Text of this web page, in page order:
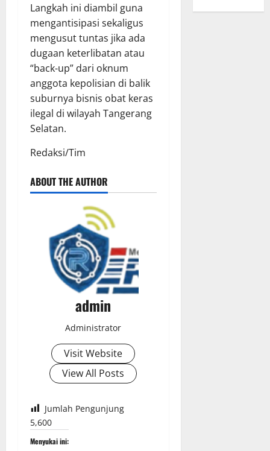
Langkah ini diambil guna
mengantisipasi sekaligus
mengusut tuntas jika ada
dugaan keterlibatan atau
“back-up” dari oknum
anggota kepolisian di balik
suburnya bisnis obat keras
ilegal di wilayah Tangerang
Selatan.
​Redaksi/Tim
ABOUT THE AUTHOR
admin
Administrator
Visit Website
View All Posts
Jumlah Pengunjung
5,600
Menyukai ini: